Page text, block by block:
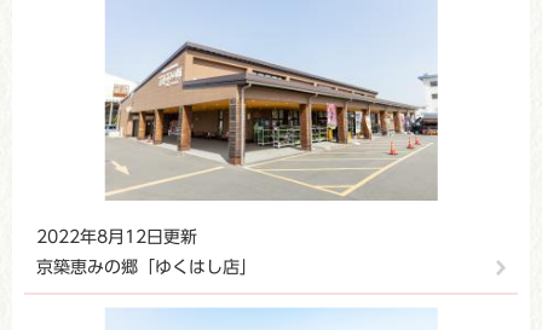
2022年8月12日更新
京築恵みの郷「ゆくはし店」